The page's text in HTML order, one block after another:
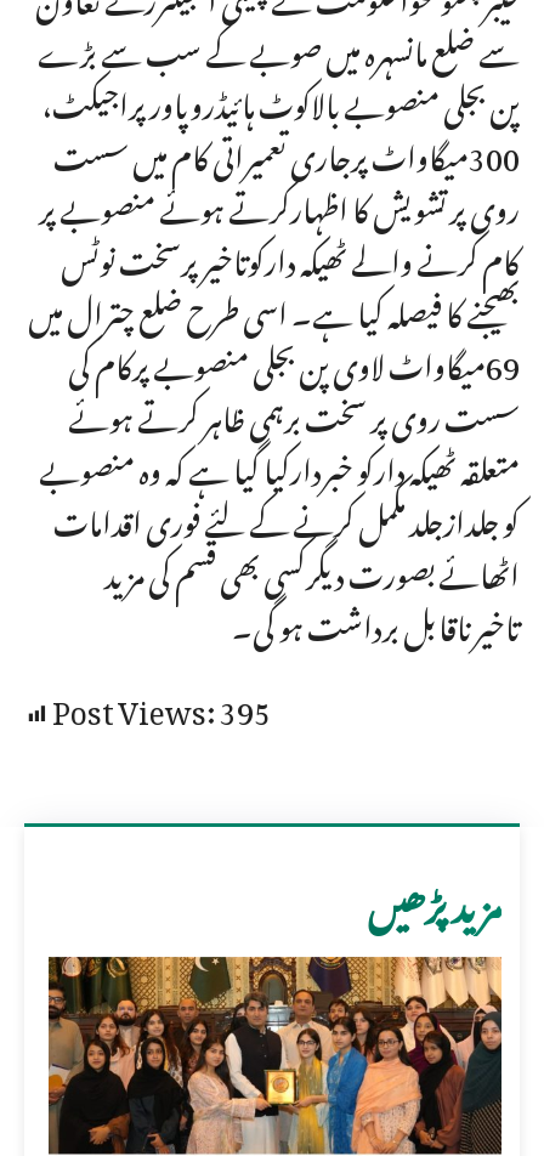
سے ضلع مانسہرہ میں صوبے کے سب سے بڑے
پن بجلی منصوبے بالاکوٹ ہائیڈروپاورپراجیکٹ،
300میگاواٹ پرجاری تعمیراتی کام میں سست
روی پرتشویش کا اظہارکرتے ہوئے منصوبے پر
کام کرنے والے ٹھیکہ دارکوتاخیرپرسخت نوٹس
بھیجنے کا فیصلہ کیا ہے۔ اسی طرح ضلع چترال میں
69میگاواٹ لاوی پن بجلی منصوبے پرکام کی
سست روی پر سخت برہمی ظاہر کرتے ہوئے
متعلقہ ٹھیکہ دارکو خبردارکیا گیا ہے کہ وہ منصوبے
کو جلدازجلد مکمل کرنے کے لئے فوری اقدامات
اٹھائے بصورت دیگرکسی بھی قسم کی مزید
تاخیرناقابل برداشت ہو گی۔
Post Views:395
مزید پڑھیں